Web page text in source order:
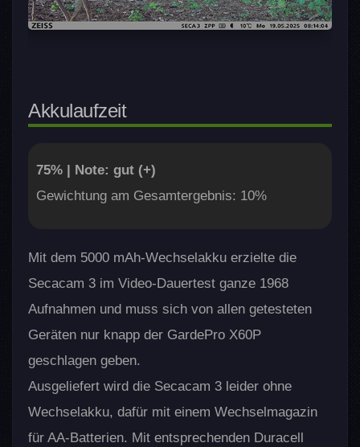
Akkulaufzeit
75% | Note: gut (+)
Gewichtung am Gesamtergebnis: 10%
Mit dem 5000 mAh-Wechselakku erzielte die
Secacam 3 im Video-Dauertest ganze 1968
Aufnahmen und muss sich von allen getesteten
Geräten nur knapp der GardePro X60P
geschlagen geben.
Ausgeliefert wird die Secacam 3 leider ohne
Wechselakku, dafür mit einem Wechselmagazin
für AA-Batterien. Mit entsprechenden Duracell